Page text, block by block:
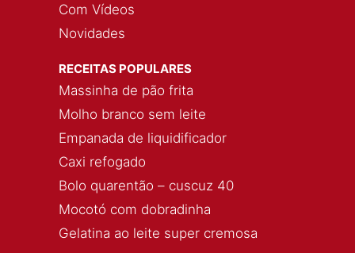
Com Vídeos
Novidades
RECEITAS POPULARES
Massinha de pão frita
Molho branco sem leite
Empanada de liquidificador
Caxi refogado
Bolo quarentão – cuscuz 40
Mocotó com dobradinha
Gelatina ao leite super cremosa